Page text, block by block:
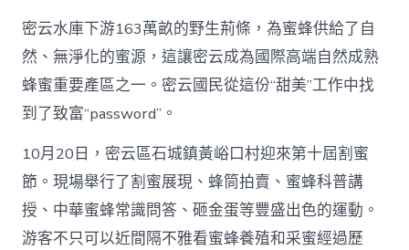
密云水庫下游163萬畝的野生荊條，為蜜蜂供給了自
然、無淨化的蜜源，這讓密云成為國際高端自然成熟
蜂蜜重要產區之一。密云國民從這份“甜美”工作中找
到了致富“password”。
10月20日，密云區石城鎮黃峪口村迎來第十屆割蜜
節。現場舉行了割蜜展現、蜂筒拍賣、蜜蜂科普講
授、中華蜜蜂常識問答、砸金蛋等豐盛出色的運動。
游客不只可以近間隔不雅看蜜蜂養殖和采蜜經過歷